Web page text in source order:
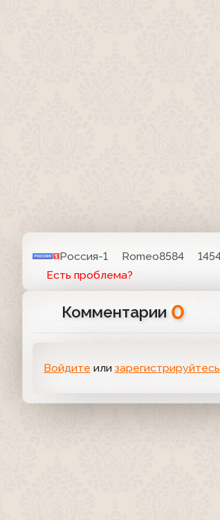
Россия-1 Romeo8584
Есть проблема?
Комментарии 0
Войдите или зарегистрируйтесь